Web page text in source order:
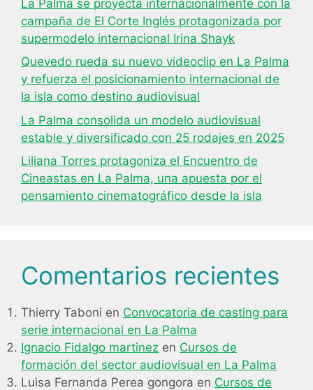
La Palma se proyecta internacionalmente con la
campaña de El Corte Inglés protagonizada por
supermodelo internacional Irina Shayk
Quevedo rueda su nuevo videoclip en La Palma
y refuerza el posicionamiento internacional de
la isla como destino audiovisual
La Palma consolida un modelo audiovisual
estable y diversificado con 25 rodajes en 2025
Liliana Torres protagoniza el Encuentro de
Cineastas en La Palma, una apuesta por el
pensamiento cinematográfico desde la isla
Comentarios recientes
Thierry Taboni en Convocatoria de casting para
serie internacional en La Palma
Ignacio Fidalgo martinez en Cursos de
formación del sector audiovisual en La Palma
Luisa Fernanda Perea gongora en Cursos de